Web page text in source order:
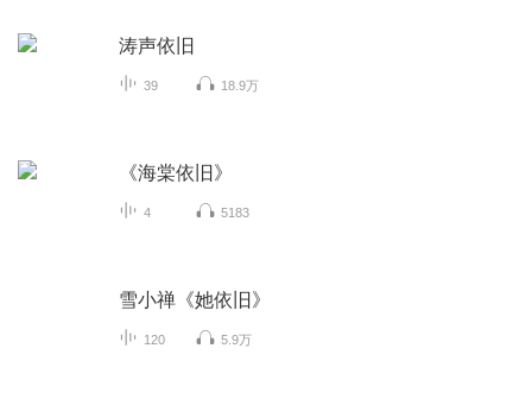
涛声依旧
39 18.9万
《海棠依旧》
4 5183
雪小禅《她依旧》
120 5.9万